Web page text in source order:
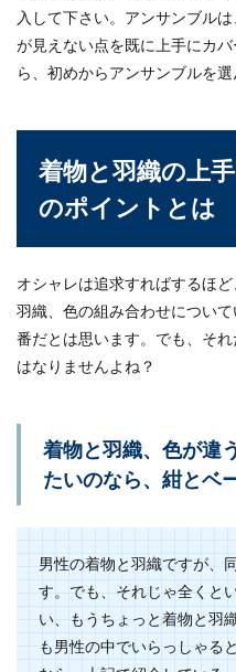
入して下さい。アンサンブル
が見えない点を既に上手にカ
ら、初めからアンサンブルを選
着物と羽織の上
のポイントとは
オシャレは追求すればするほ
羽織、色の組み合わせについ
番だとは思います。でも、そ
はなりませんよね？
着物と羽織、色が違
たいのなら、紺とベ
男性の着物と羽織ですが、
す。でも、それじゃ全くと
い、もうちょっと着物と羽
も男性の中でいらっしゃる